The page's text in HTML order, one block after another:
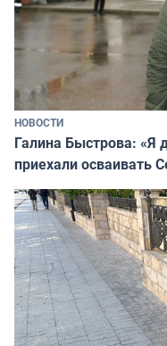
НОВОСТИ
Галина Быстрова: «Я
приехали осваивать